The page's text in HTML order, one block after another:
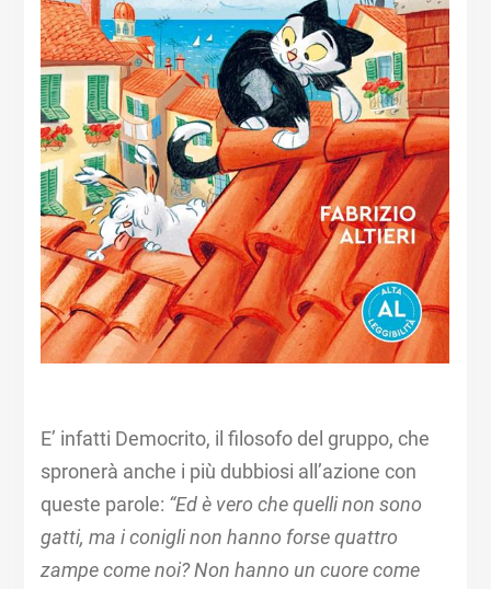
E’ infatti Democrito, il filosofo del gruppo, che
spronerà anche i più dubbiosi all’azione con
queste parole: “Ed è vero che quelli non sono
gatti, ma i conigli non hanno forse quattro
zampe come noi? Non hanno un cuore come